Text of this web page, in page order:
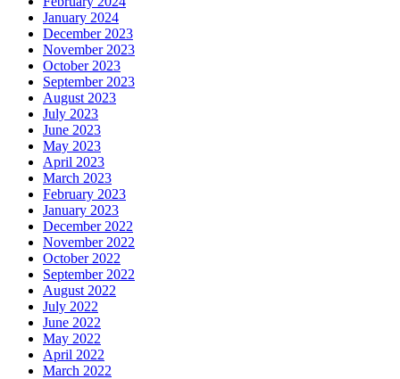
January 2024
December 2023
November 2023
October 2023
September 2023
August 2023
July 2023
June 2023
May 2023
April 2023
March 2023
February 2023
January 2023
December 2022
November 2022
October 2022
September 2022
August 2022
July 2022
June 2022
May 2022
April 2022
March 2022